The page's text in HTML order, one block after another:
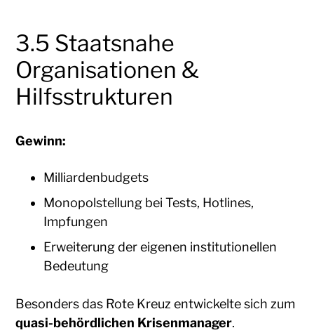
3.5 Staatsnahe
Organisationen &
Hilfsstrukturen
Gewinn:
Milliardenbudgets
Monopolstellung bei Tests, Hotlines,
Impfungen
Erweiterung der eigenen institutionellen
Bedeutung
Besonders das Rote Kreuz entwickelte sich zum
quasi-behördlichen Krisenmanager.